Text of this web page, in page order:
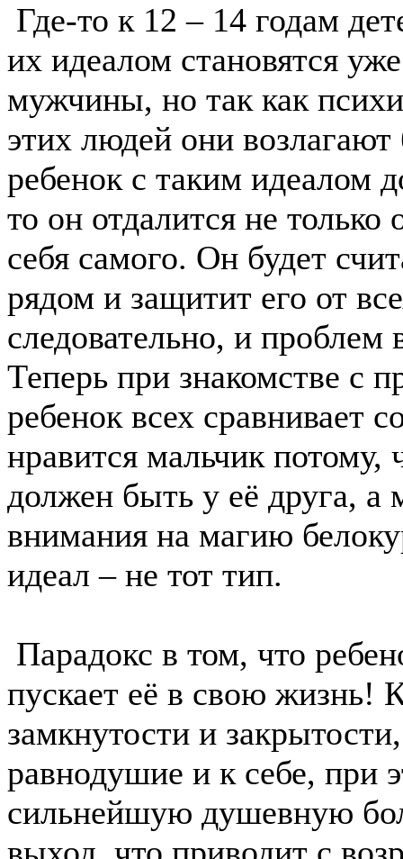
Где-то к 12 – 14 годам
их идеалом становятся
мужчины, но так как
этих людей они
ребенок с таким идеалом
то он отдалится не
себя самого. Он будет
рядом и защитит его от
следовательно, и
Теперь при знакомстве с
ребенок всех сравнивает
нравится мальчик потому,
должен быть у её друга, а
внимания на магию
идеал – не тот тип.
Парадокс в том, что
пускает её в свою жизнь!
замкнутости и
равнодушие и к себе, при
сильнейшую душевную